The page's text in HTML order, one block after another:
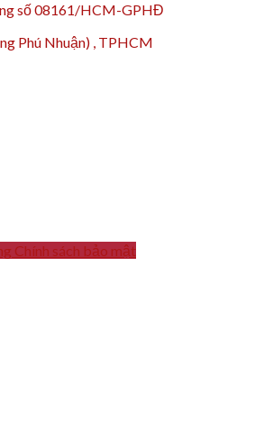
số 08161/HCM-GPHĐ
Phú Nhuận) , TPHCM
Chính sách bảo mật